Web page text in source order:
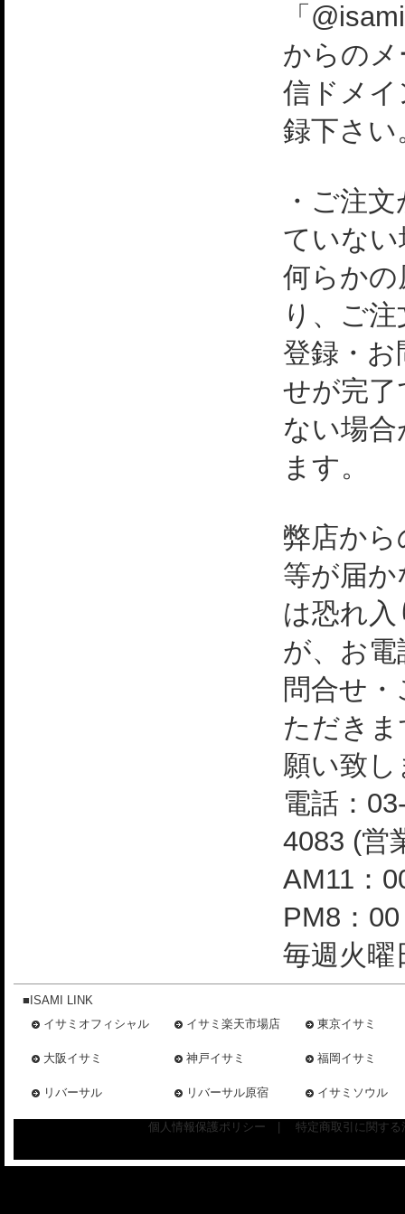
「
からの
信ドメ
録下さい
・ご注
ていない
何らか
り、ご
登録・
せが完
ない場
ます。
弊店か
等が届
は恐れ
が、お
問合せ
ただき
願い致
電話：
4083 (営
AM11：
PM8：
毎週火曜
■ISAMI LINK
イサミオフィシャル
イサミ楽天市場店 東京イサミ
大阪イサミ 神戸イサミ 福岡イサミ
リバーサル リバーサル原宿 イサミソウル
個人情報保護ポリシー 特定商取引に関す